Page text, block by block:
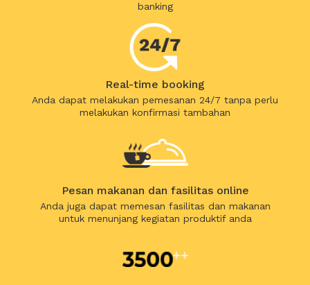
banking
Real-time booking
Anda dapat melakukan pemesanan 24/7 tanpa perlu
melakukan konfirmasi tambahan
Pesan makanan dan fasilitas online
Anda juga dapat memesan fasilitas dan makanan
untuk menunjang kegiatan produktif anda